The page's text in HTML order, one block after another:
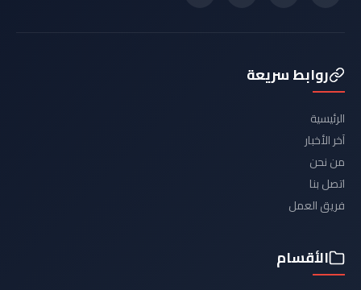
روابط سريعة
الرئيسية
آخر الأخبار
من نحن
اتصل بنا
فريق العمل
الأقسام